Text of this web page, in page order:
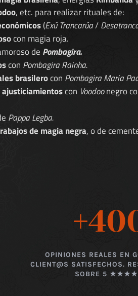
, etc. para realizar rituales de:
(Exú Trancarúa/
con magia roja.
de Pombagira.
con Pombagira Rainha.
brasilerocon Pombagira Maria
con Voodoonegro
Pappa Legba.
de magia negra, o de
OPINIONES REALES EN
CLIENT@S SATISFECHOS.
SOBRE 5